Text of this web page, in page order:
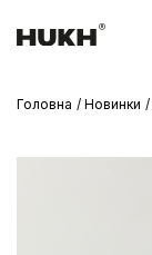
Головна Новинки